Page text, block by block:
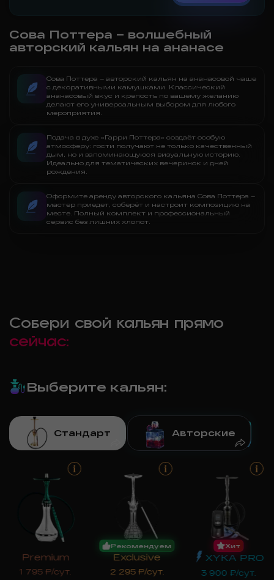
Сова Поттера – волшебный
авторский кальян на ананасе
Сова Поттера – авторский кальян на ананасовой чаше
с декоративными камушками. Классический
ананасовый вкус и крепость по вашему желанию
делают его универсальным выбором для любого
мероприятия.
Подача в духе «Гарри Поттера» создаёт особую
атмосферу: гости получают не только качественный
дым, но и запоминающуюся визуальную историю.
Идеально для тематических вечеринок и дней
рождения.
Оформите аренду авторского кальяна Сова Поттера –
мастер приедет, соберёт и настроит композицию на
месте. Полный комплект и профессиональный
сервис без лишних хлопот.
Собери свой кальян прямо
Выберите кальян:
Стандарт Авторские
Premium
1 795 ₽/сут.
Рекомендуем
Exclusive
2 295 ₽/сут.
Хит
XYKA PRO
3 900 ₽/сут.